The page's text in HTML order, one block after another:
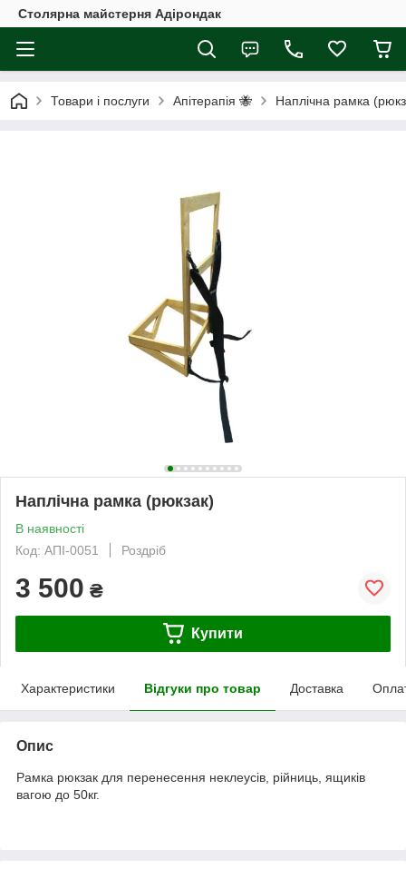
Столярна майстерня Адірондак
Товари і послуги Апітерапія 🐝 Наплічна рамка
Наплічна рамка (рюкзак)
В наявності
Код: АПІ-0051
Роздріб
3 500 ₴
Купити
Характеристики Відгуки про товар Доставка
Опис
Рамка рюкзак для перенесення неклеусів, рійниць, ящиків
вагою до 50кг.